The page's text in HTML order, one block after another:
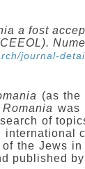
a fost
CEEOL).
journal-
(as
was
of
the Jews
published